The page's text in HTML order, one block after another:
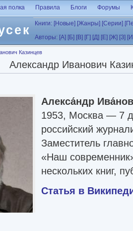
полка Правила Блоги Форумы
Книги: [Новые] [Жанры] [Серии]
Авторы: [А] [Б] [В] [Г] [Д] [Е] [Ж] [З]
Казинцев
Александр Иванович
Алекса́ндр
1953, Москва — 7
российский
Заместитель
«Наш
нескольких книг,
Статья в